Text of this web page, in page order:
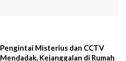
Pengintai Misterius dan CCTV
Mendadak, Kejanggalan di Rumah